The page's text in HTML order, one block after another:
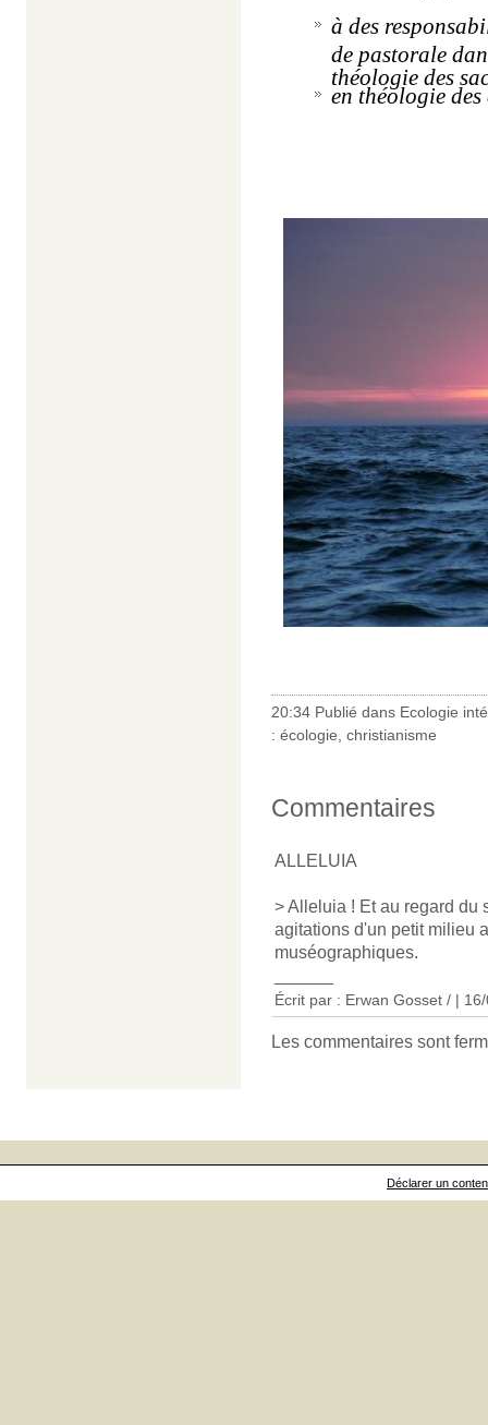
à des
de pastorale
théologie des
en théologie
20:34 Publié dans Ecologie
: écologie, christianisme
Commentaires
ALLELUIA
> Alleluia ! Et au regard du
agitations d'un petit milieu
muséographiques.
Écrit par : Erwan Gosset / |
Les commentaires sont
Déclarer un